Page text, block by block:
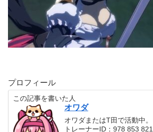
プロフィール
この記事を書いた人
オワダ
オワダまたはT田で活動中。
トレーナーID：978 853 821